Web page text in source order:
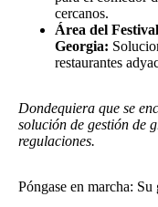
cercanos.
Área del
Georgia:
restaurantes
Dondequiera que se
solución de gestión de
regulaciones.
Póngase en marcha: